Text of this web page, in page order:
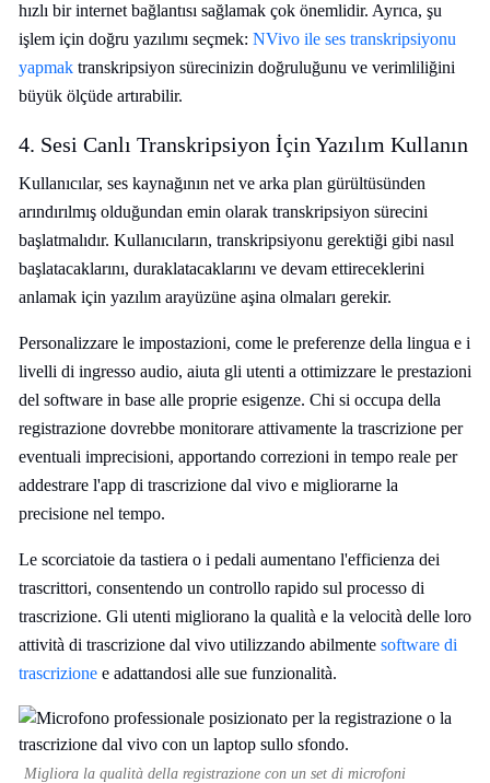
hızlı bir internet bağlantısı sağlamak çok önemlidir. Ayrıca, şu
işlem için doğru yazılımı seçmek: NVivo ile ses transkripsiyonu
yapmak transkripsiyon sürecinizin doğruluğunu ve verimliliğini
büyük ölçüde artırabilir.
4. Sesi Canlı Transkripsiyon İçin Yazılım Kullanın
Kullanıcılar, ses kaynağının net ve arka plan gürültüsünden
arındırılmış olduğundan emin olarak transkripsiyon sürecini
başlatmalıdır. Kullanıcıların, transkripsiyonu gerektiği gibi nasıl
başlatacaklarını, duraklatacaklarını ve devam ettireceklerini
anlamak için yazılım arayüzüne aşina olmaları gerekir.
Personalizzare le impostazioni, come le preferenze della lingua e i
livelli di ingresso audio, aiuta gli utenti a ottimizzare le prestazioni
del software in base alle proprie esigenze. Chi si occupa della
registrazione dovrebbe monitorare attivamente la trascrizione per
eventuali imprecisioni, apportando correzioni in tempo reale per
addestrare l'app di trascrizione dal vivo e migliorarne la
precisione nel tempo.
Le scorciatoie da tastiera o i pedali aumentano l'efficienza dei
trascrittori, consentendo un controllo rapido sul processo di
trascrizione. Gli utenti migliorano la qualità e la velocità delle loro
attività di trascrizione dal vivo utilizzando abilmente software di
trascrizione e adattandosi alle sue funzionalità.
Migliora la qualità della registrazione con un set di microfoni